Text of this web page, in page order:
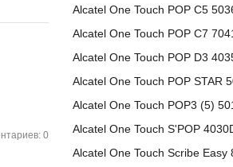
0
Alcatel One Touch POP C5
Alcatel One Touch POP C7
Alcatel One Touch POP D3
Alcatel One Touch POP STAR
Alcatel One Touch POP3 (5)
Alcatel One Touch S'POP
Alcatel One Touch Scribe Easy